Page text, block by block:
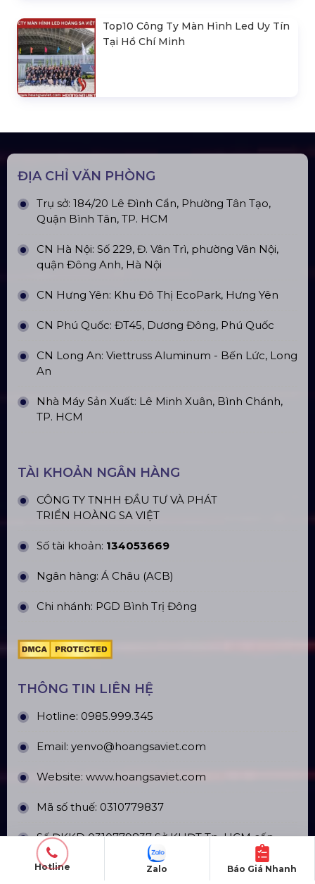
Top10 Công Ty Màn Hình Led Uy Tín
Tại Hồ Chí Minh
ĐỊA CHỈ VĂN PHÒNG
Trụ sở: 184/20 Lê Đình Cẩn, Phường Tân Tạo,
Quận Bình Tân, TP. HCM
CN Hà Nội: Số 229, Đ. Vân Trì, phường Vân Nội,
quận Đông Anh, Hà Nội
CN Hưng Yên: Khu Đô Thị EcoPark, Hưng Yên
CN Phú Quốc: ĐT45, Dương Đông, Phú Quốc
CN Long An: Viettruss Aluminum - Bến Lức, Long
An
Nhà Máy Sản Xuất: Lê Minh Xuân, Bình Chánh,
TP. HCM
TÀI KHOẢN NGÂN HÀNG
CÔNG TY TNHH ĐẦU TƯ VÀ PHÁT
TRIỂN HOÀNG SA VIỆT
Số tài khoản: 134053669
Ngân hàng: Á Châu (ACB)
Chi nhánh: PGD Bình Trị Đông
THÔNG TIN LIÊN HỆ
Hotline: 0985.999.345
Email: yenvo@hoangsaviet.com
Website: www.hoangsaviet.com
Mã số thuế: 0310779837
Số ĐKKD 0310779837 Sở KHĐT Tp. HCM cấp
15/04/2011
Hotline Báo Giá Nhanh
Zalo